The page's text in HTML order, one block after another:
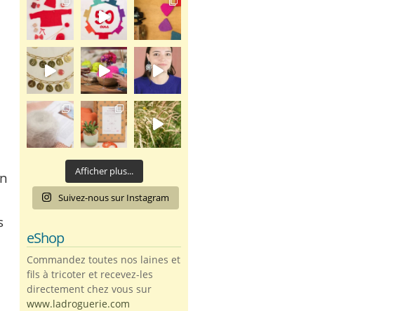
Afficher plus...
Suivez-nous sur Instagram
eShop
Commandez toutes nos laines et
fils à tricoter et recevez-les
directement chez vous sur
www.ladroguerie.com